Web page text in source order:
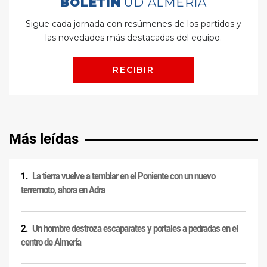
Más leídas
La tierra vuelve a temblar en el Poniente con un nuevo
terremoto, ahora en Adra
Un hombre destroza escaparates y portales a pedradas en el
centro de Almería